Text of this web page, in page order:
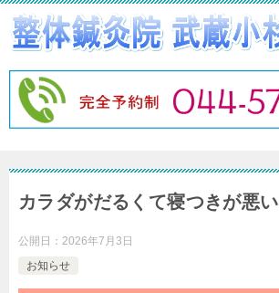
カラダがだるくて寝つきが悪い
公開日： 2026年7月3日
お知らせ